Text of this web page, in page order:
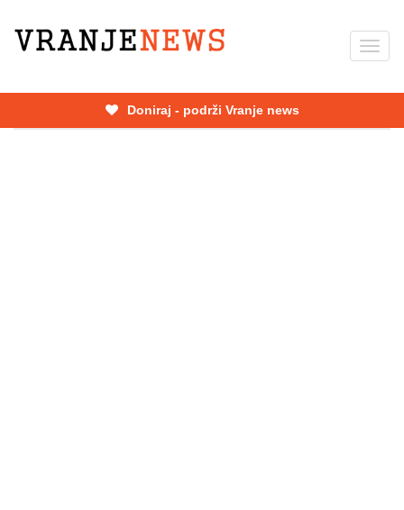
Skip
Doniraj - podrži Vranje news